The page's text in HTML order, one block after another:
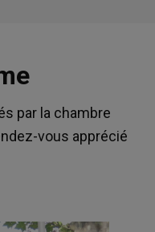
par la chambre
vous apprécié